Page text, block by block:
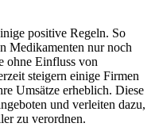
positive Regeln. So
Medikamenten nur noch
ohne Einfluss von
steigern einige Firmen
Umsätze erheblich. Diese
und verleiten dazu,
zu verordnen.